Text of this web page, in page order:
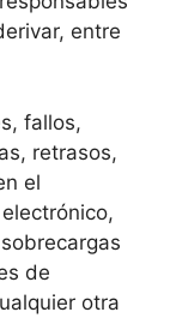
entre
fallos,
retrasos,
el
de
otra